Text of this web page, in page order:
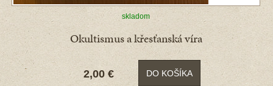
skladom
Okultismus a křesťanská víra
2,00 € DO KOŠÍKA